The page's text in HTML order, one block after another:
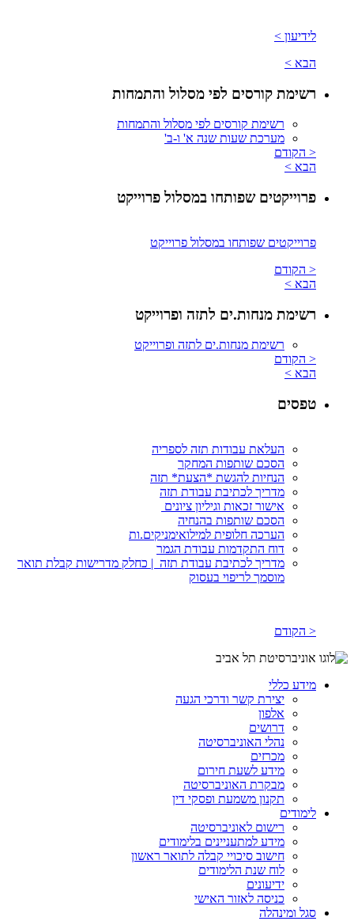
לידיעון >
הבא >
רשימת קורסים לפי מסלול והתמחות
רשימת קורסים לפי מסלול והתמחות
מערכת שעות שנה א' ו-ב'
< הקודם
הבא >
פרוייקטים שפותחו במסלול פרוייקט
פרוייקטים שפותחו במסלול פרוייקט
< הקודם
הבא >
רשימת מנחות.ים לתזה ופרוייקט
רשימת מנחות.ים לתזה ופרוייקט
< הקודם
הבא >
טפסים
העלאת עבודות תזה לספריה
הסכם שותפות המחקר
הנחיות להגשת *הצעת* תזה
מדריך לכתיבת עבודת תזה
אישור זכאות וגיליון ציונים
הסכם שותפות בהנחיה
הערכה חלופית למילואימניקים.ות
דוח התקדמות עבודת הגמר
מדריך לכתיבת עבודת תזה | כחלק מדרישות קבלת תואר
מוסמך לריפוי בעסוק
< הקודם
מידע כללי
יצירת קשר ודרכי הגעה
אלפון
דרושים
נהלי האוניברסיטה
מכרזים
מידע לשעת חירום
מבקרת האוניברסיטה
תקנון משמעת ופסקי דין
לימודים
רישום לאוניברסיטה
מידע למתעניינים בלימודים
חישוב סיכויי קבלה לתואר ראשון
לוח שנת הלימודים
ידיעונים
כניסה לאזור האישי
סגל ומינהלה